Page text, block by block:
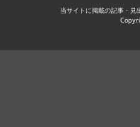
当サイトに掲載の記事・見